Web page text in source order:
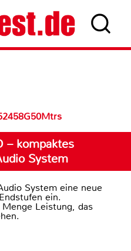
– kompaktes
System
System eine neue
ein.
Leistung, das